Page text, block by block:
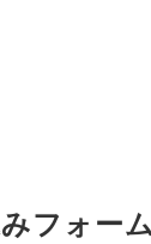
フォーム